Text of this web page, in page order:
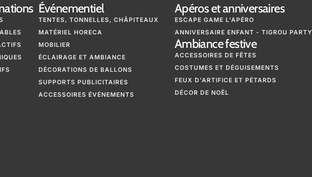
Événementiel
TENTES, TONNELLES, CHÂPITEAUX
MATÉRIEL HORECA
MOBILIER
ÉCLAIRAGE ET AMBIANCE
DÉCORATIONS DE BALLONS
SUPPORTS PUBLICITAIRES
ACCESSOIRES ÉVÉNEMENTS
Apéros et anniversaires
ESCAPE GAME L'APÉRO
ANNIVERSAIRE ENFANT - TIGROU PARTY
Ambiance festive
ACCESSOIRES DE FÊTES
COSTUMES ET DÉGUISEMENTS
FEUX D'ARTIFICE ET PÉTARDS
DÉCOR DE NOËL